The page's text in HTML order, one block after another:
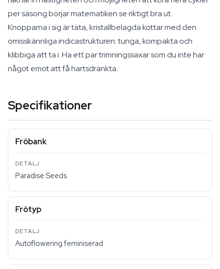
per säsong börjar matematiken se riktigt bra ut.
Knopparna i sig är täta, kristallbelagda kottar med den
omisskännliga indicastrukturen: tunga, kompakta och
klibbiga att ta i. Ha ett par trimningssaxar som du inte har
något emot att få hartsdränkta.
Specifikationer
Fröbank
Paradise Seeds
Frötyp
Autoflowering feminiserad